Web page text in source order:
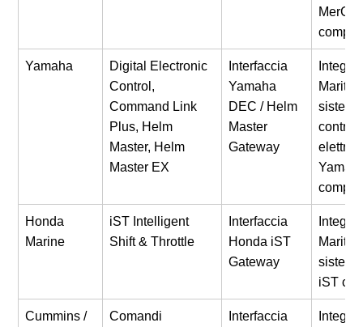
Yamaha
Digital Electronic
Control,
Command Link
Plus, Helm
Master, Helm
Master EX
Interfaccia
Yamaha
DEC / Helm
Master
Gateway
sistemi
Honda
Marine
iST Intelligent
Shift & Throttle
Interfaccia
Honda iST
Gateway
sistemi
iST
Cummins /
Comandi
Interfaccia